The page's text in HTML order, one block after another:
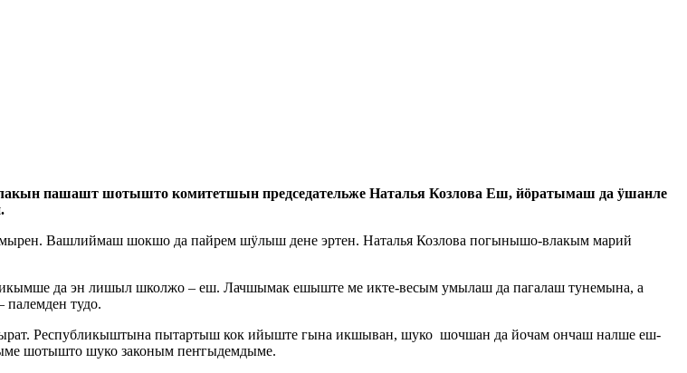
пашашт шотышто комитетшын председательже Наталья Козлова Еш, йӧратымаш да ӱшанле
Вашлиймаш шокшо да пайрем шӱлыш дене эртен. Наталья Козлова погынышо-влакым марий
да эн лишыл школжо – еш. Лачшымак ешыште ме икте-весым умылаш да пагалаш тунемына, а
тудо.
Республикыштына пытартыш кок ийыште гына икшыван, шуко шочшан да йочам ончаш налше еш-
шотышто шуко законым пеҥгыдемдыме.